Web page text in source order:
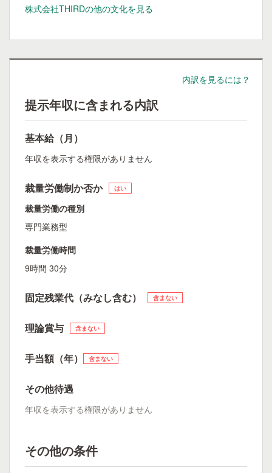
株式会社THIRDの他の文化を見る
内訳を見るには？
提示年収に含まれる内訳
基本給（月）
年収を表示する権限がありません
裁量労働制か否か はい
裁量労働の種別
専門業務型
裁量労働時間
9時間 30分
固定残業代（みなし含む） 含まない
理論賞与 含まない
手当額（年） 含まない
その他待遇
年収を表示する権限がありません
その他の条件